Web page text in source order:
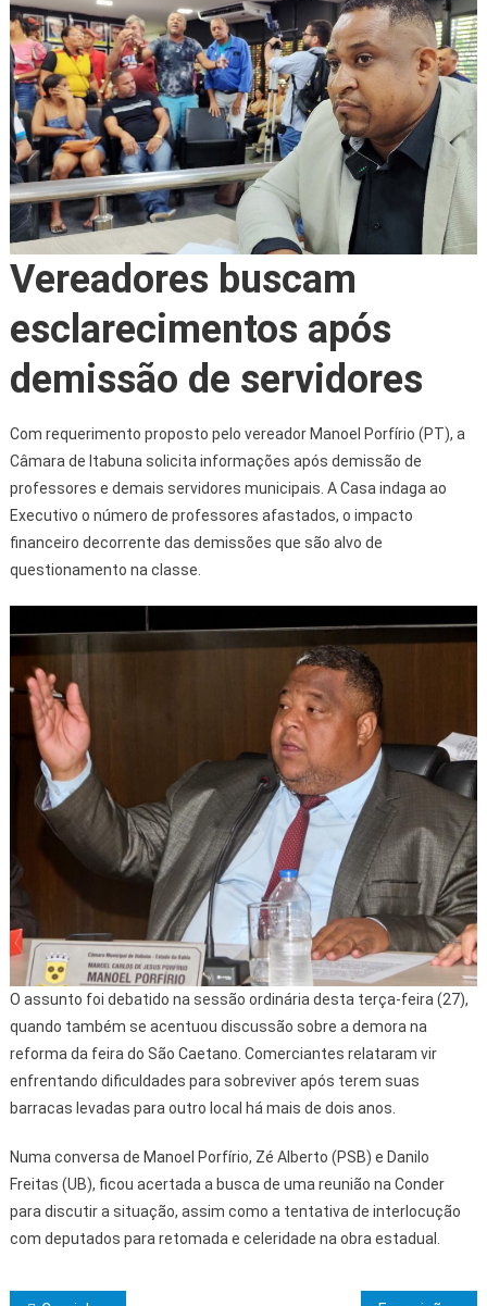
Vereadores buscam
esclarecimentos após
demissão de servidores
Com requerimento proposto pelo vereador Manoel Porfírio (PT), a
Câmara de Itabuna solicita informações após demissão de
professores e demais servidores municipais. A Casa indaga ao
Executivo o número de professores afastados, o impacto
financeiro decorrente das demissões que são alvo de
questionamento na classe.
O assunto foi debatido na sessão ordinária desta terça-feira (27),
quando também se acentuou discussão sobre a demora na
reforma da feira do São Caetano. Comerciantes relataram vir
enfrentando dificuldades para sobreviver após terem suas
barracas levadas para outro local há mais de dois anos.
Numa conversa de Manoel Porfírio, Zé Alberto (PSB) e Danilo
Freitas (UB), ficou acertada a busca de uma reunião na Conder
para discutir a situação, assim como a tentativa de interlocução
com deputados para retomada e celeridade na obra estadual.